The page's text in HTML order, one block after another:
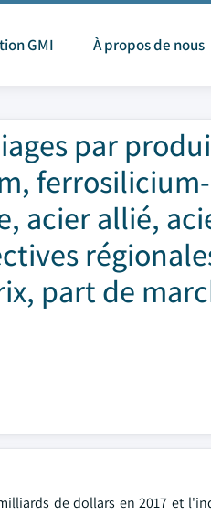
GMI À propos de nous
par
acier allié,
part de
de dollars en 2017 et